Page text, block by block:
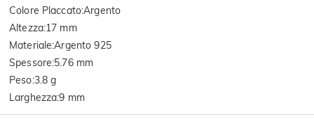
Colore Placcato:Argento
Altezza:17 mm
Materiale:Argento 925
Spessore:5.76 mm
Peso:3.8 g
Larghezza:9 mm